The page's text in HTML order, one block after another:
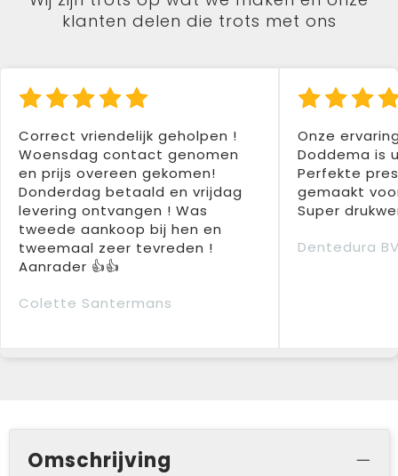
klanten delen die trots met ons
Correct vriendelijk geholpen !
Woensdag contact genomen
en prijs overeen gekomen!
Donderdag betaald en vrijdag
levering ontvangen ! Was
tweede aankoop bij hen en
tweemaal zeer tevreden !
Aanrader 👍👍
Colette Santermans
Onze
Doddema is
Perfekte
gemaakt
Super
Dentedura
Omschrijving